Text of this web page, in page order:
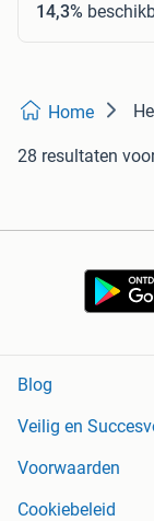
14,3%
Home
28 resultaten
Blog
Veilig en
Voorwaarden
Cookiebeleid